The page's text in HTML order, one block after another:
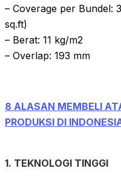
– Coverage per Bundel:
sq.ft)
– Berat: 11 kg/m2
– Overlap: 193 mm
8 ALASAN MEMBELI
PRODUKSI DI
1. TEKNOLOGI TINGGI